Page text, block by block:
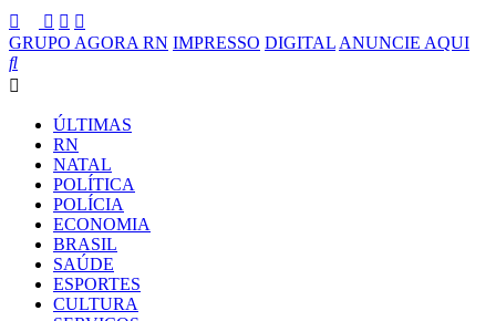
GRUPO AGORA RN IMPRESSO DIGITAL ANUNCIE AQUI
ÚLTIMAS
RN
NATAL
POLÍTICA
POLÍCIA
ECONOMIA
BRASIL
SAÚDE
ESPORTES
CULTURA